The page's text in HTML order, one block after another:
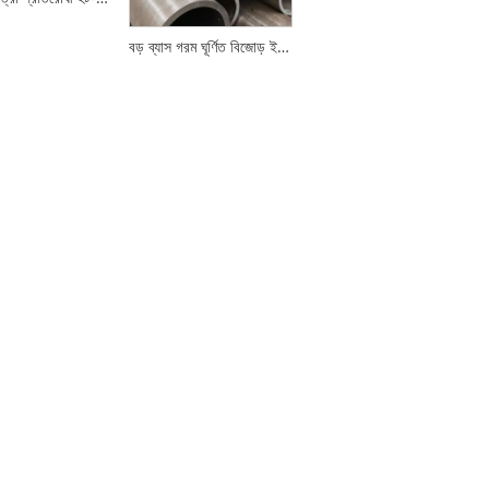
বড় ব্যাস গরম ঘূর্ণিত বিজোড় ইস্পাত পাইপ